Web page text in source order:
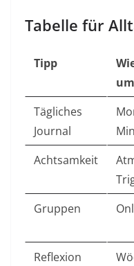
Tabelle für
Tipp
Tägliches
Journal
Achtsamkeit
Gruppen
Reflexion